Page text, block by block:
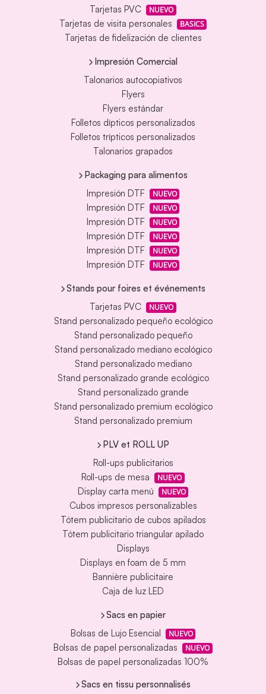
Tarjetas PVC
NUEVO
Tarjetas de visita personales BASICS
Tarjetas de fidelización de clientes
Impresión Comercial
Talonarios autocopiativos
Flyers
Flyers estándar
Folletos dípticos personalizados
Folletos trípticos personalizados
Talonarios grapados
Packaging para alimentos
Impresión DTF
NUEVO
Impresión DTF NUEVO
Impresión DTF NUEVO
Impresión DTF NUEVO
Impresión DTF NUEVO
Impresión DTF NUEVO
Stands pour foires et événements
Tarjetas PVC
NUEVO
Stand personalizado pequeño ecológico
Stand personalizado pequeño
Stand personalizado mediano ecológico
Stand personalizado mediano
Stand personalizado grande ecológico
Stand personalizado grande
Stand personalizado premium ecológico
Stand personalizado premium
PLV et ROLL UP
Roll-ups publicitarios
Roll-ups de mesa
NUEVO
Display carta menú NUEVO
Cubos impresos personalizables
Tótem publicitario de cubos apilados
Tótem publicitario triangular apilado
Displays
Displays en foam de 5 mm
Bannière publicitaire
Caja de luz LED
Sacs en papier
Bolsas de Lujo Esencial
NUEVO
Bolsas de papel personalizadas NUEVO
Bolsas de papel personalizadas 100%
Sacs en tissu personnalisés